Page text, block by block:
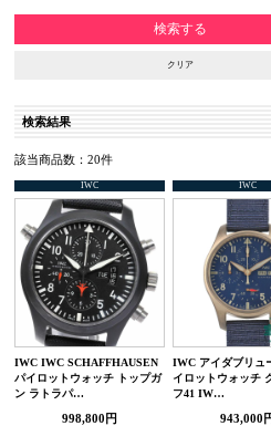
クリア
検索結果
該当商品数：20件
IWC
IWC IWC SCHAFFHAUSEN
パイロットウォッチ トップガ
ン ラトラパ…
998,800円
IWC
IWC アイダブリュ
イロットウォッチ
フ41 IW…
943,000